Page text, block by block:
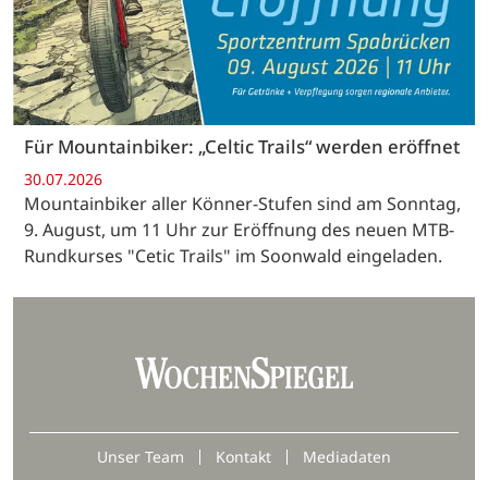
Für Mountainbiker: „Celtic Trails“ werden eröffnet
30.07.2026
Mountainbiker aller Könner-Stufen sind am Sonntag,
9. August, um 11 Uhr zur Eröffnung des neuen MTB-
Rundkurses "Cetic Trails" im Soonwald eingeladen.
Unser Team Kontakt
Mediadaten